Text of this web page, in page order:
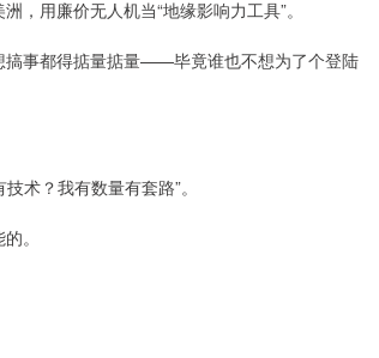
，用廉价无人机当“地缘影响力工具”。
搞事都得掂量掂量——毕竟谁也不想为了个登陆
术？我有数量有套路”。
。